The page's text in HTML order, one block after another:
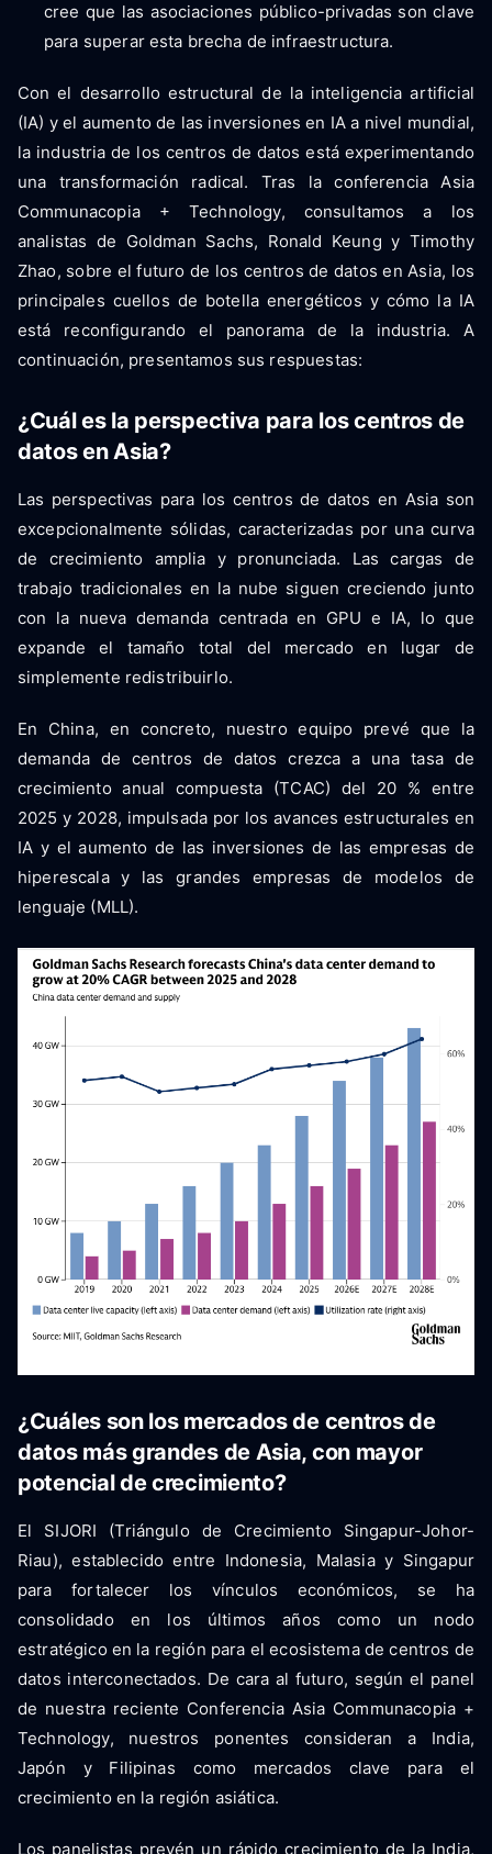
cree que las asociaciones público-privadas son clave
para superar esta brecha de infraestructura.
Con el desarrollo estructural de la inteligencia artificial
(IA) y el aumento de las inversiones en IA a nivel mundial,
la industria de los centros de datos está experimentando
una transformación radical. Tras la conferencia Asia
Communacopia + Technology, consultamos a los
analistas de Goldman Sachs, Ronald Keung y Timothy
Zhao, sobre el futuro de los centros de datos en Asia, los
principales cuellos de botella energéticos y cómo la IA
está reconfigurando el panorama de la industria. A
continuación, presentamos sus respuestas:
¿Cuál es la perspectiva para los centros de
datos en Asia?
Las perspectivas para los centros de datos en Asia son
excepcionalmente sólidas, caracterizadas por una curva
de crecimiento amplia y pronunciada. Las cargas de
trabajo tradicionales en la nube siguen creciendo junto
con la nueva demanda centrada en GPU e IA, lo que
expande el tamaño total del mercado en lugar de
simplemente redistribuirlo.
En China, en concreto, nuestro equipo prevé que la
demanda de centros de datos crezca a una tasa de
crecimiento anual compuesta (TCAC) del 20 % entre
2025 y 2028, impulsada por los avances estructurales en
IA y el aumento de las inversiones de las empresas de
hiperescala y las grandes empresas de modelos de
lenguaje (MLL).
¿Cuáles son los mercados de centros de
datos más grandes de Asia, con mayor
potencial de crecimiento?
El SIJORI (Triángulo de Crecimiento Singapur-Johor-
Riau), establecido entre Indonesia, Malasia y Singapur
para fortalecer los vínculos económicos, se ha
consolidado en los últimos años como un nodo
estratégico en la región para el ecosistema de centros de
datos interconectados. De cara al futuro, según el panel
de nuestra reciente Conferencia Asia Communacopia +
Technology, nuestros ponentes consideran a India,
Japón y Filipinas como mercados clave para el
crecimiento en la región asiática.
Los panelistas prevén un rápido crecimiento de la India,